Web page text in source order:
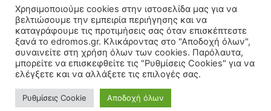
Εγγραφή συνδρομητή Πολιτική Διεθνή Κοινωνία
Πολιτισμός Αφιερώματα
© Δρόμος της Αριστεράς
Χρησιμοποιούμε cookies στην ιστοσελίδα μας για να
βελτιώσουμε την εμπειρία περιήγησης και να
καταγράφουμε τις προτιμήσεις σας όταν επισκέπτεστε
ξανά το edromos.gr. Κλικάροντας στο "Αποδοχή όλων",
συναινείτε στη χρήση όλων των cookies. Παρόλαυτα,
μπορείτε να επισκεφθείτε τις "Ρυθμίσεις Cookies" για να
ελέγξετε και να αλλάξετε τις επιλογές σας.
Ρυθμίσεις Cookie Αποδοχή όλων